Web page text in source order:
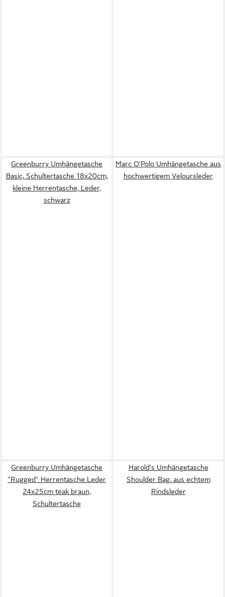
Greenburry Umhängetasche
Basic, Schultertasche 18x20cm,
kleine Herrentasche, Leder,
schwarz
Marc O'Polo Umhängetasche aus
hochwertigem Veloursleder
Greenburry Umhängetasche
"Rugged" Herrentasche Leder
24x25cm teak braun,
Schultertasche
Harold's Umhängetasche
Shoulder Bag, aus echtem
Rindsleder